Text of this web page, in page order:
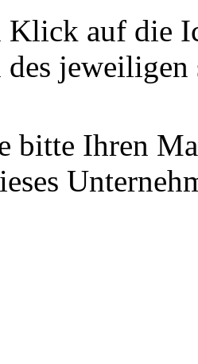
Klick auf die
des
bitte Ihren